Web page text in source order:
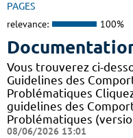
PAGES
relevance: 100%
Vous trouverez ci-
Guidelines des
Problématiques
guidelines des
Problématiques
08/06/2026 13:01